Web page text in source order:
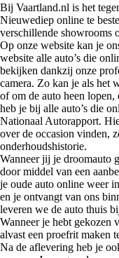
Bij Vaartland.nl is het
Nieuwediep online te
verschillende showrooms
Op onze website kan je
website alle auto’s die
bekijken dankzij onze
camera. Zo kan je als het
of om de auto heen
heb je bij alle auto’s die
Nationaal Autorapport.
over de occasion vinden,
onderhoudshistorie.
Wanneer jij je droomauto
door middel van een
je oude auto online weer
en je ontvangt van ons
leveren we de auto thuis
Wanneer je hebt gekozen
alvast een proefrit maken
Na de aflevering heb je